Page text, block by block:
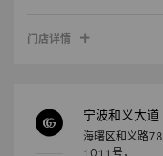
门店详情
宁波和义大道
海曙区和义路
1011号，